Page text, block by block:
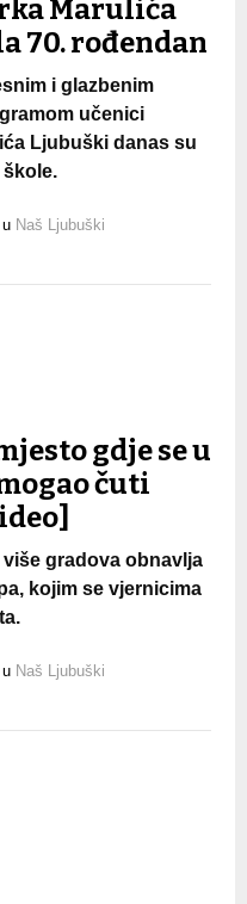
Marulića
70. rođendan
i glazbenim
učenici
Ljubuški danas su
Naš Ljubuški
gdje se u
čuti
gradova obnavlja
kojim se vjernicima
Naš Ljubuški